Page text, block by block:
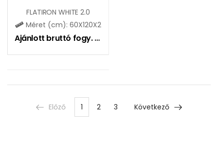
FLATIRON WHITE 2.0
Méret (cm): 60X120X2
Ajánlott bruttó fogy. ár:
Előző 1 2 3 Következő